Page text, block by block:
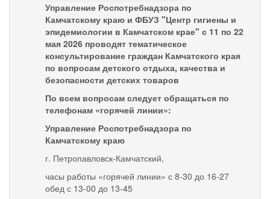
Управление Роспотребнадзора по
Камчатскому краю и ФБУЗ "Центр гигиены и
эпидемиологии в Камчатском крае" с 11 по 22
мая 2026 проводят тематическое
консультирование граждан Камчатского края
по вопросам детского отдыха, качества и
безопасности детских товаров
По всем вопросам следует обращаться по
телефонам «горячей линии»:
Управление Роспотребнадзора по
Камчатскому краю
г. Петропавловск-Камчатский,
часы работы «горячей линии» с 8-30 до 16-27
обед с 13-00 до 13-45